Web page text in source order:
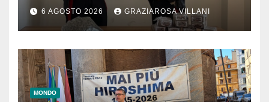
6 AGOSTO 2026 GRAZIAROSA VILLANI
MONDO